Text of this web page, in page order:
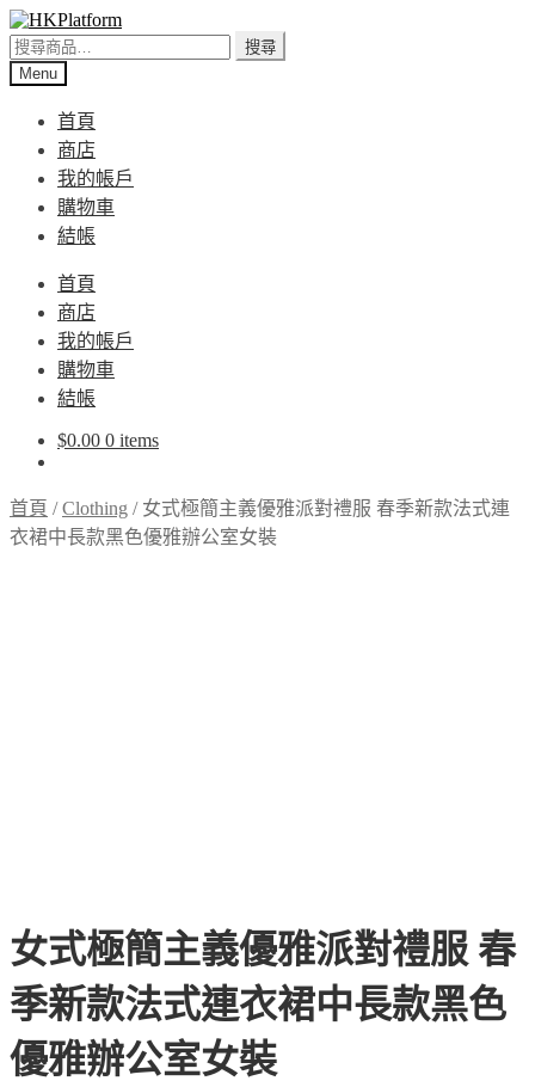
Skip
to
navigation
Skip
to
content
搜
尋
搜尋
Menu
首頁
商店
我的帳戶
購物車
結帳
首頁
商店
我的帳戶
購物車
結帳
$0.00 0 items
首頁 /Clothing / 女式極簡主義優雅派對禮服 春季新款法式連
衣裙中長款黑色優雅辦公室女裝
女式極簡主義優雅派對禮服 春
季新款法式連衣裙中長款黑色
優雅辦公室女裝